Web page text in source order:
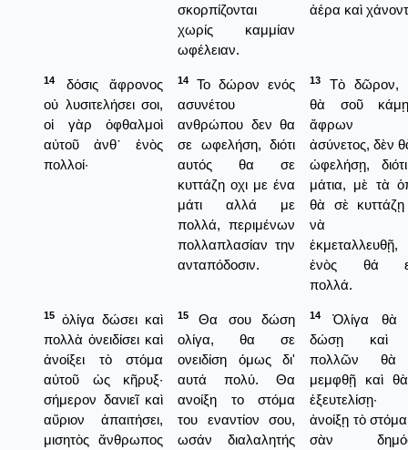
σκορπίζονται
χωρίς καμμίαν
ωφέλειαν.
ἀέρα καὶ
14
δόσις ἄφρονος
οὐ λυσιτελήσει σοι,
οἱ γὰρ ὀφθαλμοὶ
αὐτοῦ ἀνθ᾿ ἑνὸς
πολλοί·
14
Το δώρον ενός
ασυνέτου
ανθρώπου δεν θα
σε ωφελήση, διότι
αυτός θα σε
κυττάζη οχι με ένα
μάτι αλλά με
πολλά, περιμένων
πολλαπλασίαν την
ανταπόδοσιν.
13
Τὸ δῶρον,
θὰ σοῦ
ἄφρων
ἀσύνετος, δὲν
ὠφελήσῃ,
μάτια, μὲ τὰ
θὰ σὲ κυττάζῃ
νὰ
ἐκμεταλλευθῇ,
ἐνὸς θά
πολλά.
15
ὀλίγα δώσει καὶ
πολλὰ ὀνειδίσει καὶ
ἀνοίξει τὸ στόμα
αὐτοῦ ὡς κῆρυξ·
σήμερον δανιεῖ καὶ
αὔριον ἀπαιτήσει,
μισητὸς ἄνθρωπος
15
Θα σου δώση
ολίγα, θα σε
ονειδίση όμως δι'
αυτά πολύ. Θα
ανοίξη το στόμα
του εναντίον σου,
ωσάν διαλαλητής
14
Ὀλίγα θὰ
δώσῃ καὶ
πολλῶν θὰ
μεμφθῇ καὶ
ἀνοίξῃ τὸ
σὰν